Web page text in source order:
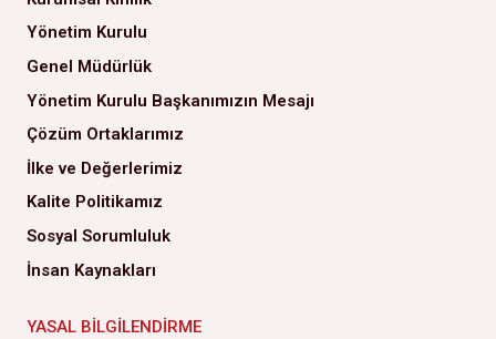
Yönetim Kurulu
Genel Müdürlük
Yönetim Kurulu Başkanımızın Mesajı
Çözüm Ortaklarımız
İlke ve Değerlerimiz
Kalite Politikamız
Sosyal Sorumluluk
İnsan Kaynakları
YASAL BILGILENDIRME